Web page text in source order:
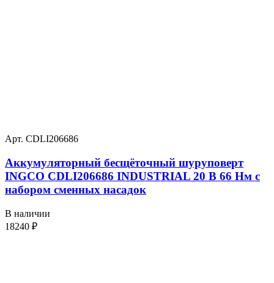
Арт. CDLI206686
Аккумуляторный бесщёточный шуруповерт
INGCO CDLI206686 INDUSTRIAL 20 В 66 Нм с
набором сменных насадок
В наличии
18240 ₽